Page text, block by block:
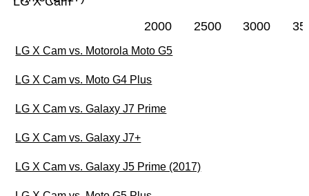
2000 2500 3000
LG X Cam vs. Motorola Moto G5
LG X Cam vs. Moto G4 Plus
LG X Cam vs. Galaxy J7 Prime
LG X Cam vs. Galaxy J7+
LG X Cam vs. Galaxy J5 Prime (2017)